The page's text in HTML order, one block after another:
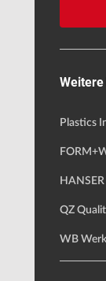
Plastics
QZ
WB